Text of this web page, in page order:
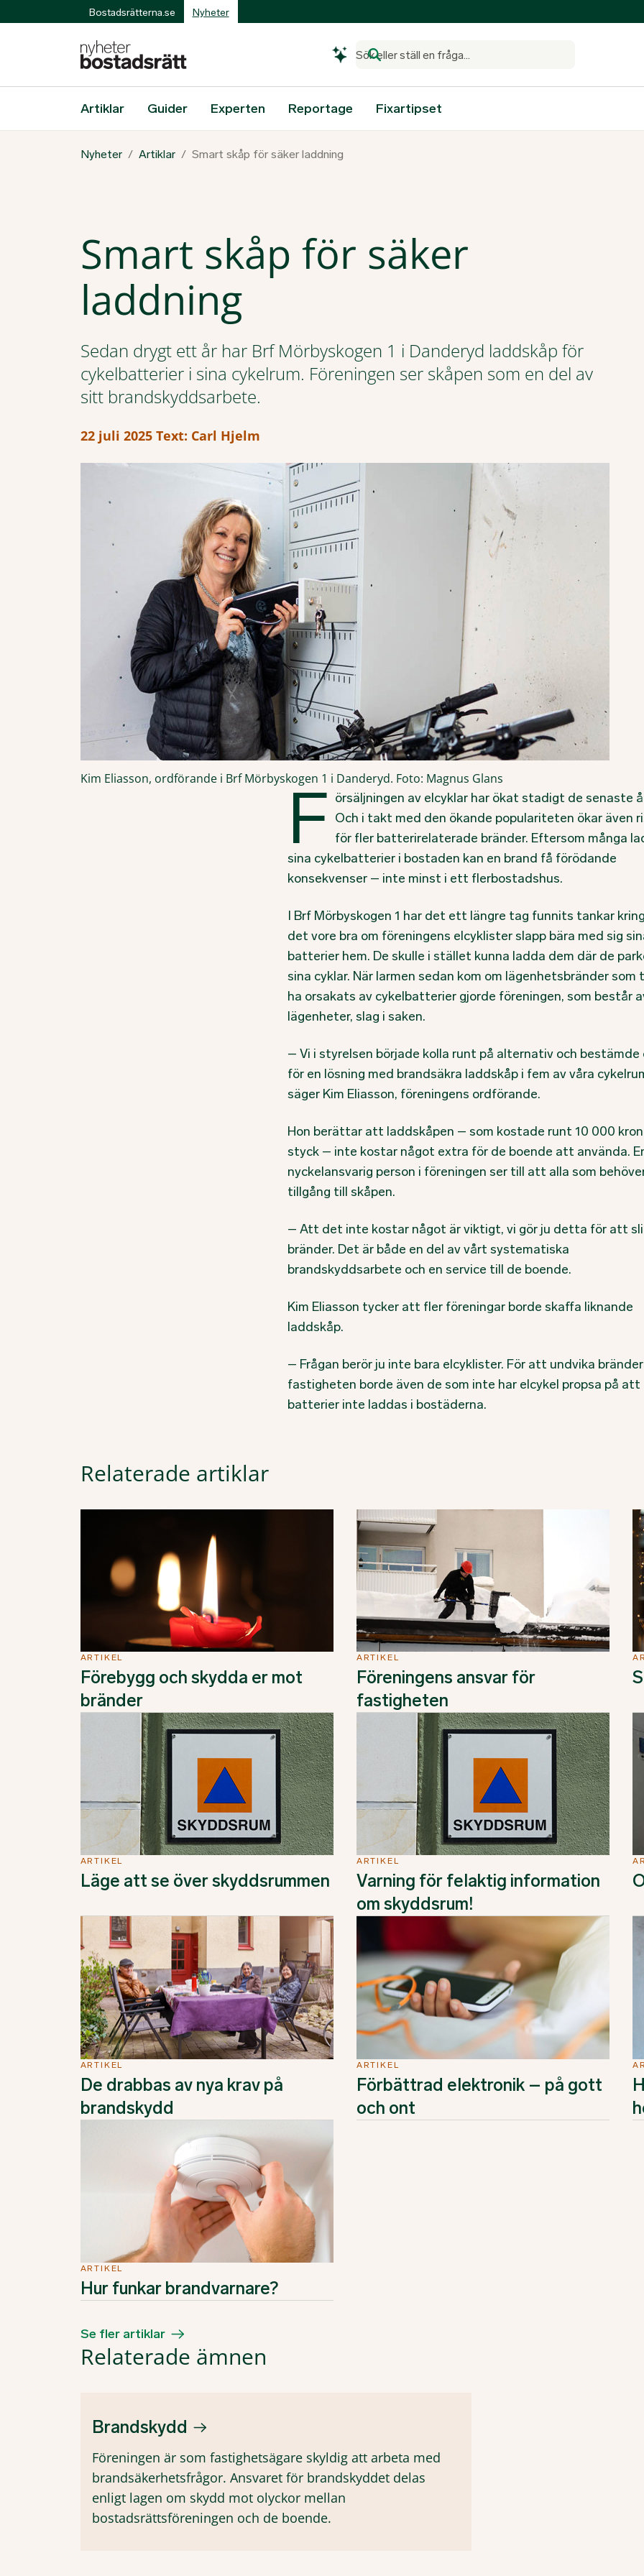
Bostadsrätterna.se Nyheter
Sök eller ställ en fråga...
Artiklar Guider Experten Reportage Fixartipset
Nyheter Artiklar Smart skåp för säker laddning
Smart skåp för säker
laddning
Sedan drygt ett år har Brf Mörbyskogen 1 i Danderyd laddskåp för
cykelbatterier i sina cykelrum. Föreningen ser skåpen som en del av
sitt brandskyddsarbete.
22 juli 2025 Text: Carl Hjelm
Kim Eliasson, ordförande i Brf Mörbyskogen 1 i Danderyd. Foto: Magnus Glans
F örsäljningen av elcyklar har ökat stadigt de senaste
Och i takt med den ökande populariteten ökar även
för fler batterirelaterade bränder. Eftersom många
sina cykelbatterier i bostaden kan en brand få förödande
konsekvenser – inte minst i ett flerbostadshus.
I Brf Mörbyskogen 1 har det ett längre tag funnits tankar
det vore bra om föreningens elcyklister slapp bära med sig
batterier hem. De skulle i stället kunna ladda dem där de
sina cyklar. När larmen sedan kom om lägenhetsbränder som
ha orsakats av cykelbatterier gjorde föreningen, som består
lägenheter, slag i saken.
– Vi i styrelsen började kolla runt på alternativ och bestämde
för en lösning med brandsäkra laddskåp i fem av våra
säger Kim Eliasson, föreningens ordförande.
Hon berättar att laddskåpen – som kostade runt 10 000
styck – inte kostar något extra för de boende att använda.
nyckelansvarig person i föreningen ser till att alla som
tillgång till skåpen.
– Att det inte kostar något är viktigt, vi gör ju detta för att
bränder. Det är både en del av vårt systematiska
brandskyddsarbete och en service till de boende.
Kim Eliasson tycker att fler föreningar borde skaffa liknande
laddskåp.
– Frågan berör ju inte bara elcyklister. För att undvika
fastigheten borde även de som inte har elcykel propsa på att
batterier inte laddas i bostäderna.
Relaterade artiklar
ARTIKEL
Förebygg och skydda er mot
bränder
ARTIKEL
Föreningens ansvar för
fastigheten
ARTIKEL
Läge att se över skyddsrummen
ARTIKEL
Varning för felaktig information
om skyddsrum!
ARTIKEL
De drabbas av nya krav på
brandskydd
ARTIKEL
Förbättrad elektronik – på gott
och ont
ARTIKEL
Hur funkar brandvarnare?
Se fler artiklar
Relaterade ämnen
Brandskydd
Föreningen är som fastighetsägare skyldig att arbeta med
brandsäkerhetsfrågor. Ansvaret för brandskyddet delas
enligt lagen om skydd mot olyckor mellan
bostadsrättsföreningen och de boende.